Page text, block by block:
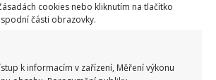
cookies nebo kliknutím na tlačítko
části obrazovky.
k informacím v zařízení, Měření výkonu
odpočívat po těžkém dni